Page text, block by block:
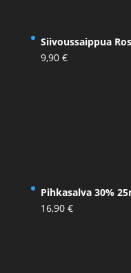
Siivoussaippua
9,90 €
Pihkasalva 30%
16,90 €